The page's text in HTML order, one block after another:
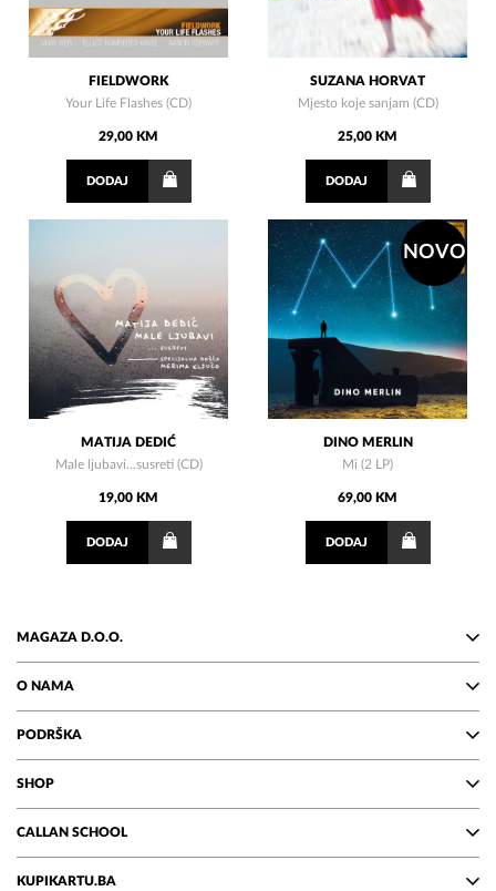
FIELDWORK
Your Life Flashes (CD)
29,00 KM
DODAJ
SUZANA HORVAT
Mjesto koje sanjam (CD)
25,00 KM
DODAJ
MATIJA DEDIĆ
Male ljubavi...susreti (CD)
19,00 KM
DODAJ
NOVO
DINO MERLIN
Mi (2 LP)
69,00 KM
DODAJ
MAGAZA D.O.O.
O NAMA
PODRŠKA
SHOP
CALLAN SCHOOL
KUPIKARTU.BA